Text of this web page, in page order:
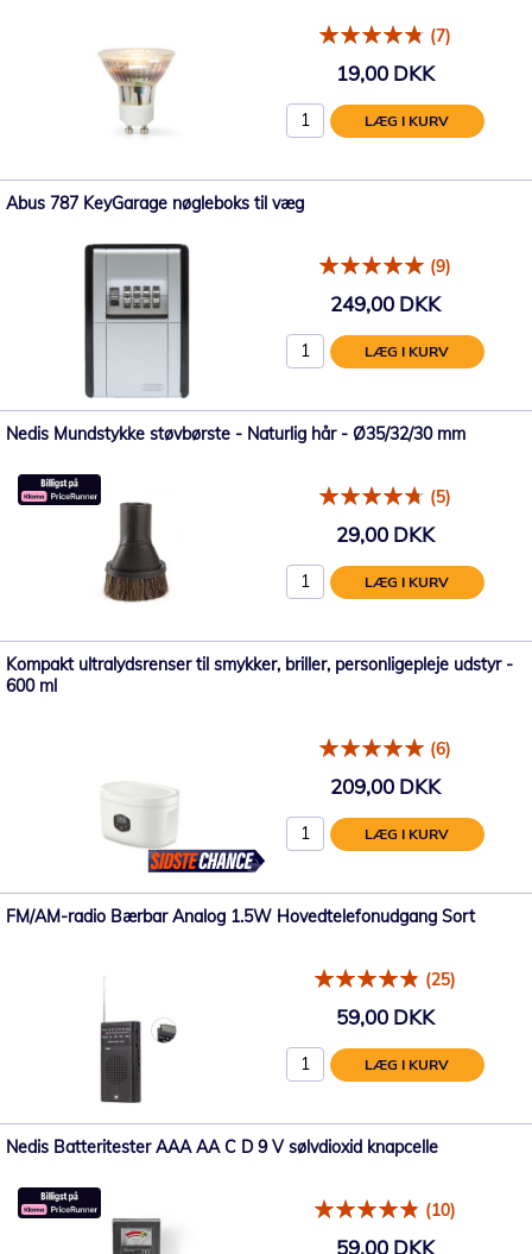
(7)
19,00 DKK
LÆG I KURV
Abus 787 KeyGarage nøgleboks til væg
(9)
249,00 DKK
LÆG I KURV
Nedis Mundstykke støvbørste - Naturlig hår - Ø35/32/30 mm
(5)
29,00 DKK
LÆG I KURV
Kompakt ultralydsrenser til smykker, briller, personligepleje udstyr -
600 ml
(6)
209,00 DKK
LÆG I KURV
FM/AM-radio Bærbar Analog 1.5W Hovedtelefonudgang Sort
(25)
59,00 DKK
LÆG I KURV
Nedis Batteritester AAA AA C D 9 V sølvdioxid knapcelle
(10)
59,00 DKK